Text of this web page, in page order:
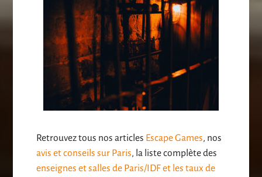
Retrouvez tous nos articles Escape Games, nos
avis et conseils sur Paris, la liste complète des
enseignes et salles de Paris/IDF et les taux de